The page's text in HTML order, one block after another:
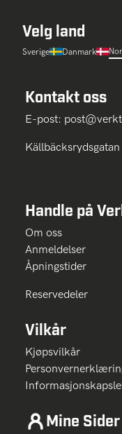
Velg land
Sverige Danmark
Kontakt oss
E-post:
Handle på
Om oss
Anmeldelser
Åpningstider
Reservedeler
Vilkår
Kjøpsvilkår
Mine Sider